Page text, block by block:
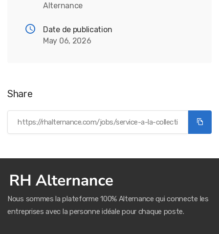
Alternance
Date de publication
May 06, 2026
Share
Nous sommes la plateforme 100% Alternance qui connecte les
entreprises avec la personne idéale pour chaque poste.